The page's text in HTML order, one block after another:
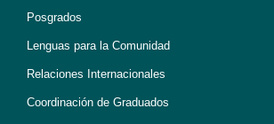
Posgrados
Lenguas para la Comunidad
Relaciones Internacionales
Coordinación de Graduados